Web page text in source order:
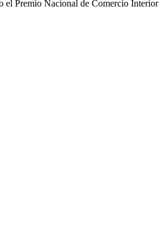
el Premio Nacional de Comercio Interior